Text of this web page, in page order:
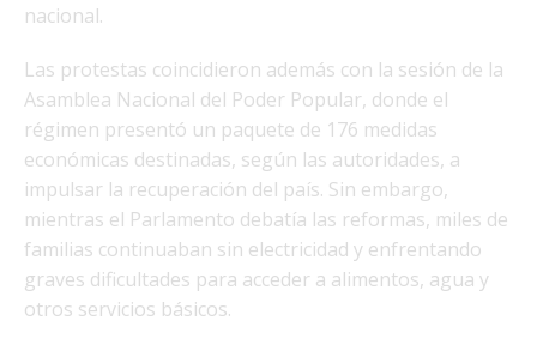
nacional.
Las protestas coincidieron además con la sesión de la
Asamblea Nacional del Poder Popular, donde el
régimen presentó un paquete de 176 medidas
económicas destinadas, según las autoridades, a
impulsar la recuperación del país. Sin embargo,
mientras el Parlamento debatía las reformas, miles de
familias continuaban sin electricidad y enfrentando
graves dificultades para acceder a alimentos, agua y
otros servicios básicos.